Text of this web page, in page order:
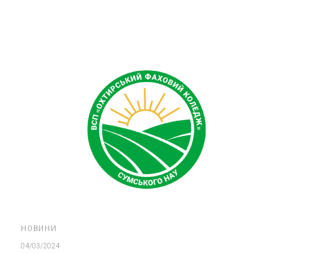
НОВИНИ
04/03/2024